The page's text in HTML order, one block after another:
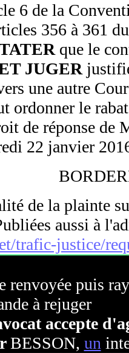
6 de la
356 à 361
que le
JUGER
une autre
ordonner le
de réponse de
22 janvier
de la plainte
aussi à
trafic-justice/
renvoyée puis
à rejuger
accepte
BESSON, un